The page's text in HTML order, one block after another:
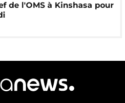
de l'OMS à Kinshasa pour